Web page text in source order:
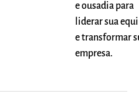
e ousadia para
liderar sua
e transformar
empresa.